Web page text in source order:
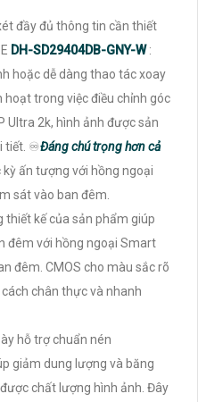
đầy đủ thông tin cần thiết
DH-SD29404DB-GNY-W:
hoặc dễ dàng thao tác xoay
trong việc điều chỉnh góc
Ultra 2k, hình ảnh được sản
tiết. ♾Đáng chú trọng hơn cả
ấn tượng với hồng ngoại
sát vào ban đêm.
thiết kế của sản phẩm giúp
đêm với hồng ngoại Smart
đêm. CMOS cho màu sắc rõ
chân thực và nhanh
hỗ trợ chuẩn nén
giảm dung lượng và băng
chất lượng hình ảnh. Đây